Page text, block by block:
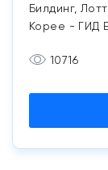
Билдинг,
Корее - ГИД
10716